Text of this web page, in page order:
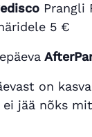
Prangli
5 €
on
jää nõks